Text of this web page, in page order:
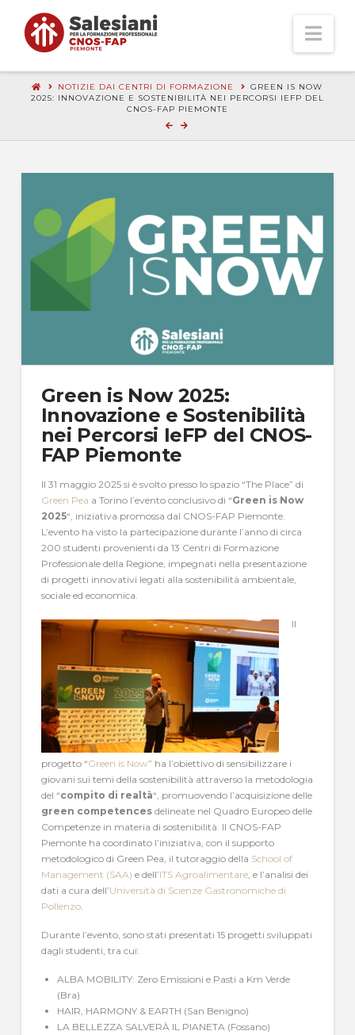
NOTIZIE DAI CENTRI DI FORMAZIONE
GREEN IS NOW
2025: INNOVAZIONE E SOSTENIBILITÀ NEI PERCORSI IEFP DEL
CNOS-FAP PIEMONTE
Green is Now 2025:
Innovazione e Sostenibilità
nei Percorsi IeFP del CNOS-
FAP Piemonte
Il 31 maggio 2025 si è svolto presso lo spazio “The Place” di
Green Pea a Torino l’evento conclusivo di “Green is Now
2025“, iniziativa promossa dal CNOS-FAP Piemonte.
L’evento ha visto la partecipazione durante l’anno di circa
200 studenti provenienti da 13 Centri di Formazione
Professionale della Regione, impegnati nella presentazione
di progetti innovativi legati alla sostenibilità ambientale,
sociale ed economica.
Il
progetto “Green is Now” ha l’obiettivo di sensibilizzare i
giovani sui temi della sostenibilità attraverso la metodologia
del “compito di realtà“, promuovendo l’acquisizione delle
green competencesdelineate nel Quadro Europeo delle
Competenze in materia di sostenibilità. Il CNOS-FAP
Piemonte ha coordinato l’iniziativa, con il supporto
metodologico di Green Pea, il tutoraggio della School of
Management (SAA) e dell’ITS Agroalimentare, e l’analisi dei
dati a cura dell’Università di Scienze Gastronomiche di
Pollenzo.
Durante l’evento, sono stati presentati 15 progetti sviluppati
dagli studenti, tra cui:
ALBA MOBILITY: Zero Emissioni e Pasti a Km Verde
(Bra)
HAIR, HARMONY & EARTH (San Benigno)
LA BELLEZZA SALVERÀ IL PIANETA (Fossano)